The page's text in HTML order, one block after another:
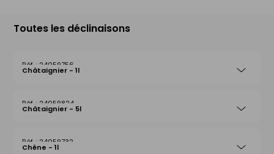
Toutes les déclinaisons
24059756
Châtaignier - 1l
24059824
Châtaignier - 5l
24059732
Chêne - 1l